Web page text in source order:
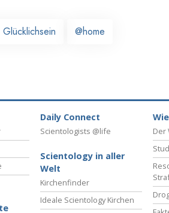
@home
Daily Connect
Scientologists @life
Scientology in aller
Welt
Kirchenfinder
Ideale Scientology Kirchen
Der